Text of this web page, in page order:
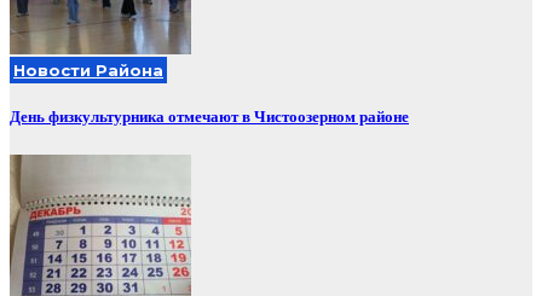
Новости Района
День физкультурника отмечают в Чистоозерном районе